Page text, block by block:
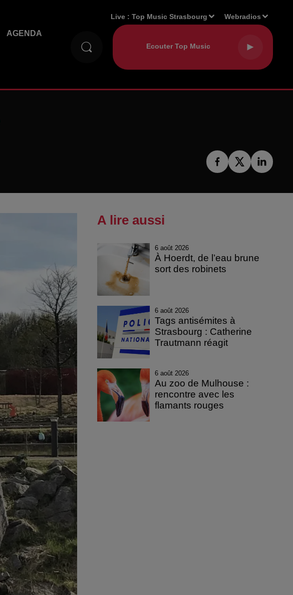
AGENDA
Live :Top Music Strasbourg Webradios
A lire aussi
6 août 2026
À Hoerdt, de l’eau brune
sort des robinets
6 août 2026
Tags antisémites à
Strasbourg : Catherine
Trautmann réagit
6 août 2026
Au zoo de Mulhouse :
rencontre avec les
flamants rouges